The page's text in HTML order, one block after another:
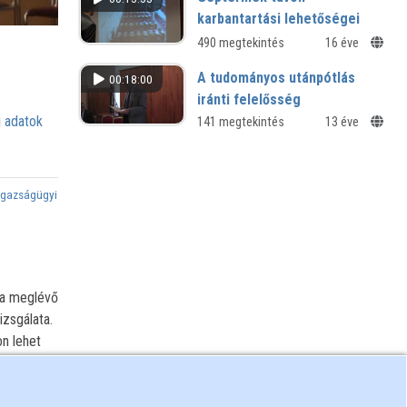
adatok
meglévő
lehet
karbantartási lehetőségei
490 megtekintés 16 éve
00:18:00
A tudományos utánpótlás
iránti felelősség
Emlékezés Klaniczay Tiborra
141 megtekintés 13 éve